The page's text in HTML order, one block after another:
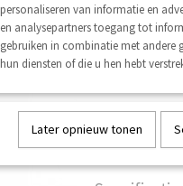
✓Op
Aantal
IN
personaliseren van informatie en
en analysepartners toegang tot
gebruiken in combinatie met andere
hun diensten of die u hen hebt
Later opnieuw tonen